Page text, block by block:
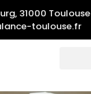
31000 Toulouse
toulouse.fr